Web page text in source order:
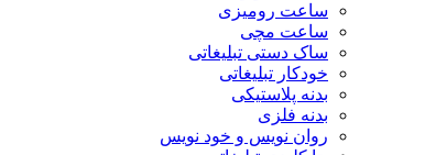
ساعت رومیزی
ساعت مچی
ساک دستی تبلیغاتی
خودکار تبلیغاتی
بدنه پلاستیکی
بدنه فلزی
روان نویس و خود نویس